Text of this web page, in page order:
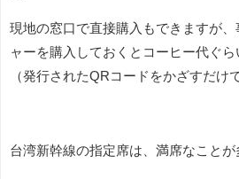
現地の窓口で直接購入もできますが
ャーを購入しておくとコーヒー代ぐら
（発行されたQRコードをかざすだけ
台湾新幹線の指定席は、満席なことが